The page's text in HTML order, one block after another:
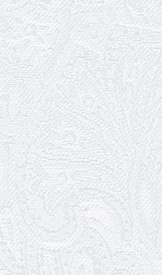
Конкурс на
посад
12.05.2026
Ювілей
10.05.2026
Онлайн-
кого?»
09.05.2026
Ювілей
08.05.2026